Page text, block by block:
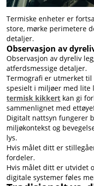
Termiske enheter er
store, mørke perimetere
detaljer.
Observasjon av
Observasjon av dyreliv
atferdsmessige detaljer.
Termografi er utmerket
spesielt i miljøer med lite
termisk kikkert kan gi
sammenlignet med
Digitalt nattsyn fungerer
miljøkontekst og
lys.
Hvis målet ditt er
fordeler.
Hvis målet ditt er utvidet
digitale systemer føles